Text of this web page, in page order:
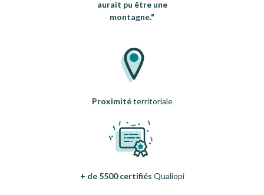
+ de 5500 certifiés Qualiopi
aurait pu être une
montagne."
Proximitéterritoriale